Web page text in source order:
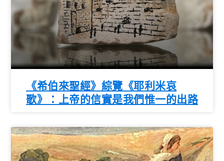
《希伯來聖經》綜覽《耶利米哀
歌》：上帝的信實是我們惟一的出路